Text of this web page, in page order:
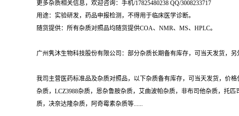
更多杂质相关信息，欢迎咨询：手机/17825480238 QQ/3008233717
用途：实验研发，药品申报检测，不得用于临床医学诊断。
随货提供：所有杂质对照品均随货提供COA、NMR、MS、HPLC。
广州隽沐生物科技股份有限公司：部分杂质长期备有库存，可当天发货，
我司主营医药标准品及杂质对照品，以下杂质备有库存，可当天发货，价
杂质，LCZ3988杂质，恩杂鲁胺杂质，艾曲波帕杂质，非布司他杂质，托
质，决奈达隆杂质，阿奇霉素杂质等......